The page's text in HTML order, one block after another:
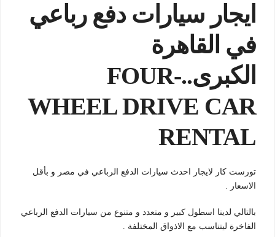
ايجار سيارات دفع رباعي
في القاهرة
الكبرى..FOUR-
WHEEL DRIVE CAR
RENTAL
تورست كار لايجار احدث سيارات الدفع الرباعي في مصر و بأقل
الاسعار .
بالتالي لدينا اسطول كبير و متعدد و متنوع من سيارات الدفع الرباعي
الفاخرة ليتناسب مع الاذواق المختلفة .